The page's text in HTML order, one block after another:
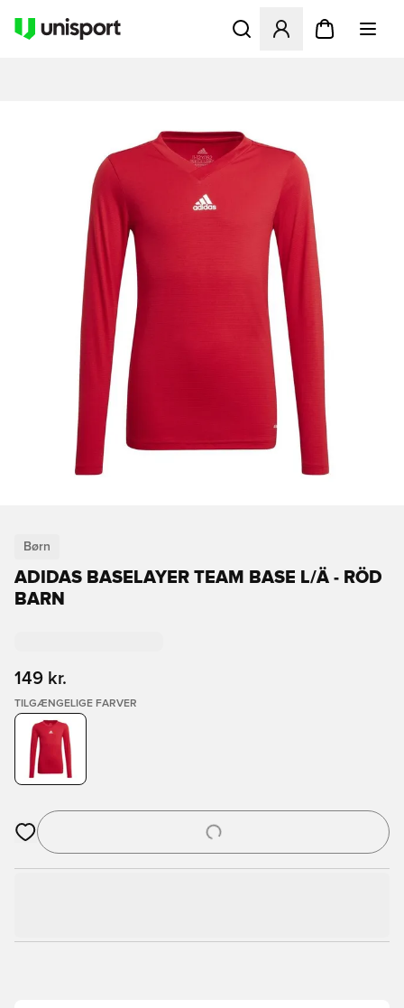
Åbner en Modal til at
Børn
ADIDAS BASELAYER TEAM BASE L/Ä - RÖD
BARN
149 kr.
TILGÆNGELIGE FARVER
Åbner en Modal til at logge ind eller tilmelde dig som medlem